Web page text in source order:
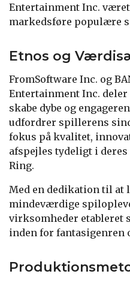
Entertainment Inc.
markedsføre populære
Etnos og
FromSoftware Inc. og
Entertainment Inc.
skabe dybe og
udfordrer spillerens
fokus på kvalitet,
afspejles tydeligt i deres
Ring.
Med en dedikation til at
mindeværdige
virksomheder etableret
inden for fantasigenren